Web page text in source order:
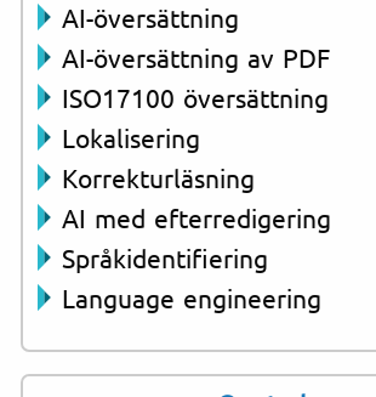
AI-översättning
AI-översättning av PDF
ISO17100 översättning
Lokalisering
Korrekturläsning
AI med efterredigering
Språkidentifiering
Language engineering